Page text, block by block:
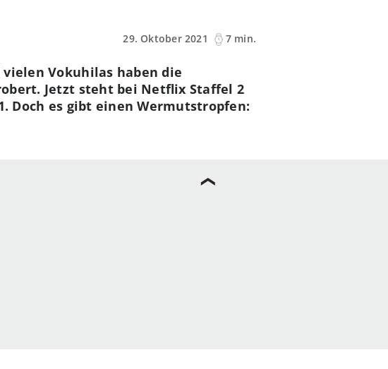
29. Oktober 2021
7 min.
Vokuhilas haben die
Jetzt steht bei Netflix Staffel 2
Doch es gibt einen Wermutstropfen: